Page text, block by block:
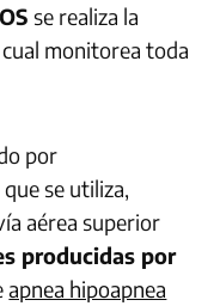
se realiza la
monitorea toda
por
se utiliza,
aérea superior
producidas por
apnea hipoapnea